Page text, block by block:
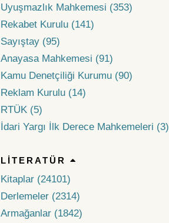
Uyuşmazlık Mahkemesi (353)
Rekabet Kurulu (141)
Sayıştay (95)
Anayasa Mahkemesi (91)
Kamu Denetçiliği Kurumu (90)
Reklam Kurulu (14)
RTÜK (5)
İdari Yargı İlk Derece Mahkemeleri (3)
LITERATÜR
Kitaplar (24101)
Derlemeler (2314)
Armağanlar (1842)